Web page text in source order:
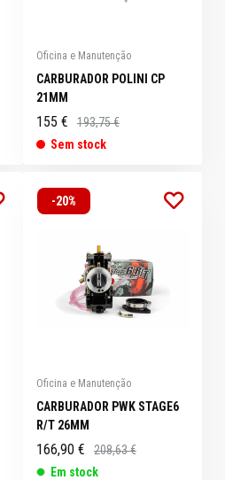
Oficina e Manutenção
CARBURADOR POLINI CP
21MM
155 €
193,75 €
Sem stock
-20%
Oficina e Manutenção
CARBURADOR PWK STAGE6
R/T 26MM
166,90 €
208,63 €
Em stock